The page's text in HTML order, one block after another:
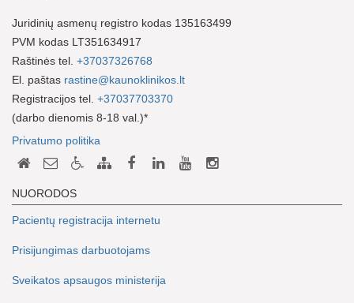
Juridinių asmenų registro kodas 135163499
PVM kodas LT351634917
Raštinės tel. +37037326768
El. paštas rastine@kaunoklinikos.lt
Registracijos tel. +37037703370
(darbo dienomis 8-18 val.)*
Privatumo politika
NUORODOS
Pacientų registracija internetu
Prisijungimas darbuotojams
Sveikatos apsaugos ministerija